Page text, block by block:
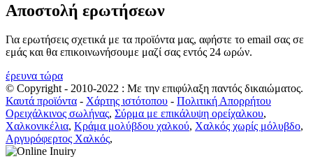
Αποστολή ερωτήσεων
Για ερωτήσεις σχετικά με τα προϊόντα μας, αφήστε το email σας σε
εμάς και θα επικοινωνήσουμε μαζί σας εντός 24 ωρών.
έρευνα τώρα
© Copyright - 2010-2022 : Με την επιφύλαξη παντός δικαιώματος.
Καυτά προϊόντα - Χάρτης ιστότοπου - Πολιτική Απορρήτου
Ορειχάλκινος σωλήνας, Σύρμα με επικάλυψη ορείχαλκου,
Χαλκονικέλια, Κράμα μολύβδου χαλκού, Χαλκός χωρίς μόλυβδο,
Αργυρόφερτος Χαλκός,